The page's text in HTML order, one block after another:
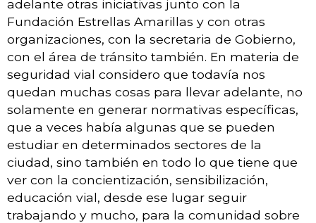
adelante otras iniciativas junto con la
Fundación Estrellas Amarillas y con otras
organizaciones, con la secretaria de Gobierno,
con el área de tránsito también. En materia de
seguridad vial considero que todavía nos
quedan muchas cosas para llevar adelante, no
solamente en generar normativas específicas,
que a veces había algunas que se pueden
estudiar en determinados sectores de la
ciudad, sino también en todo lo que tiene que
ver con la concientización, sensibilización,
educación vial, desde ese lugar seguir
trabajando y mucho, para la comunidad sobre